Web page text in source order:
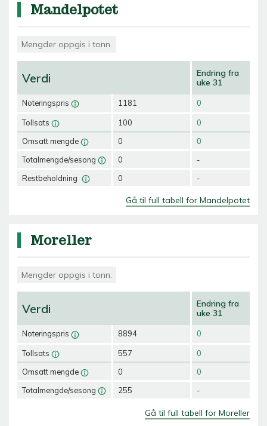
Mandelpotet
Mengder oppgis i tonn.
Verdi
Noteringspris
Tollsats
Omsatt mengde
Totalmengde/sesong
Restbeholdning
1181
100
0
0
0
Endring fra
uke 31
0
0
0
-
-
Gå til full tabell for Mandelpotet
Moreller
Mengder oppgis i tonn.
Verdi
Noteringspris
Tollsats
Omsatt mengde
Totalmengde/sesong
8894
557
0
255
Endring fra
uke 31
0
0
0
-
Gå til full tabell for Moreller